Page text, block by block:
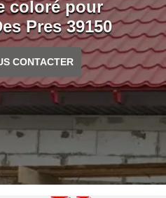
coloré pour
Pres 39150
CONTACTER